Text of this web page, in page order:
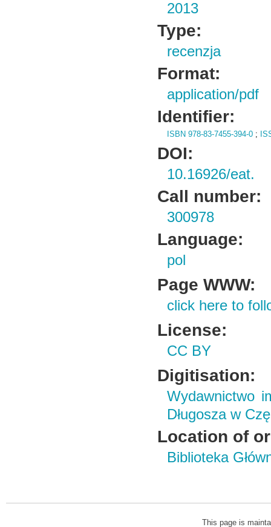
2013
Type:
recenzja
Format:
application/pdf
Identifier:
ISBN 978-83-7455-394-0 ;
DOI:
10.16926/eat.
Call number:
300978
Language:
pol
Page WWW:
click here to
License:
CC BY
Digitisation:
Wydawnictwo
Długosza w
Location of
Biblioteka
This page is